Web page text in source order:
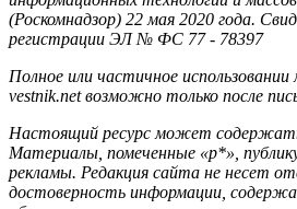
(Роскомнадзор) 22 мая 2020 года.
регистрации ЭЛ № ФС 77 - 78397
Полное или частичное
vestnik.net возможно только после
Настоящий ресурс может
Материалы, помеченные «р*»,
рекламы. Редакция сайта не несет
достоверность информации,